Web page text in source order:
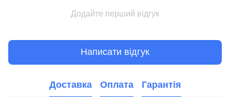
Додайте перший відгук
Написати відгук
Доставка Оплата Гарантія